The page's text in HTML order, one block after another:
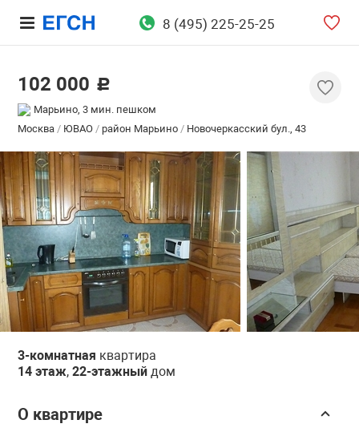
8 (495) 225-25-25
102 000 c
Марьино, 3 мин. пешком
Москва/ ЮВАО/ район Марьино/ Новочеркасский бул., 43
3-комнатная квартира
14 этаж,22-этажный дом
О квартире